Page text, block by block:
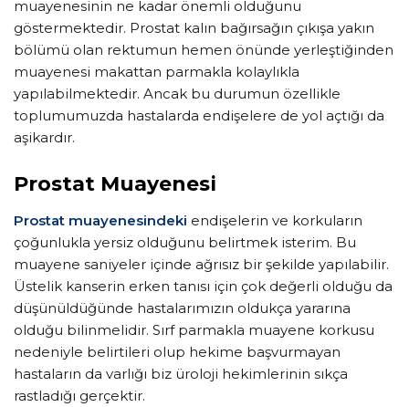
muayenesinin ne kadar önemli olduğunu
göstermektedir. Prostat kalın bağırsağın çıkışa yakın
bölümü olan rektumun hemen önünde yerleştiğinden
muayenesi makattan parmakla kolaylıkla
yapılabilmektedir. Ancak bu durumun özellikle
toplumumuzda hastalarda endişelere de yol açtığı da
aşikardır.
Prostat Muayenesi
Prostat muayenesindeki endişelerin ve korkuların
çoğunlukla yersiz olduğunu belirtmek isterim. Bu
muayene saniyeler içinde ağrısız bir şekilde yapılabilir.
Üstelik kanserin erken tanısı için çok değerli olduğu da
düşünüldüğünde hastalarımızın oldukça yararına
olduğu bilinmelidir. Sırf parmakla muayene korkusu
nedeniyle belirtileri olup hekime başvurmayan
hastaların da varlığı biz üroloji hekimlerinin sıkça
rastladığı gerçektir.